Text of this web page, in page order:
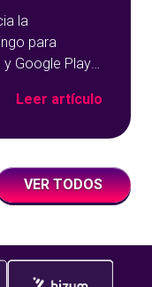
la
para
Google Play
Leer artículo
VER TODOS